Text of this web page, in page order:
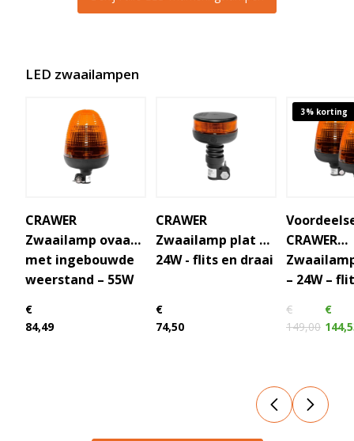
LED zwaailampen
CRAWER
Zwaailamp ovaal
met ingebouwde
weerstand – 55W
€
84,49
CRAWER
Zwaailamp plat -
24W - flits en draai
€
74,50
3% korting
CRAWER
– 24W –
€
149,00
€
r